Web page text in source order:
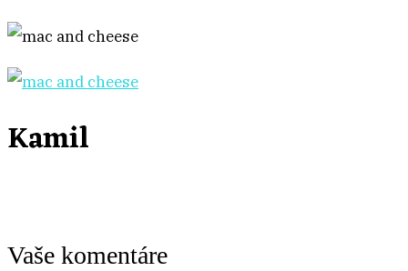
Kamil
Vaše komentáre